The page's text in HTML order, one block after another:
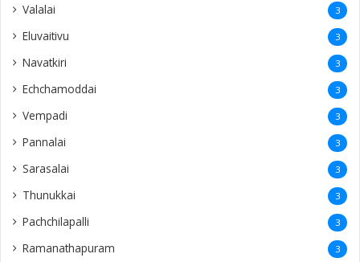
Valalai 3
Eluvaitivu 3
Navatkiri 3
Echchamoddai 3
Vempadi 3
Pannalai 3
Sarasalai 3
Thunukkai 3
Pachchilapalli 3
Ramanathapuram 3